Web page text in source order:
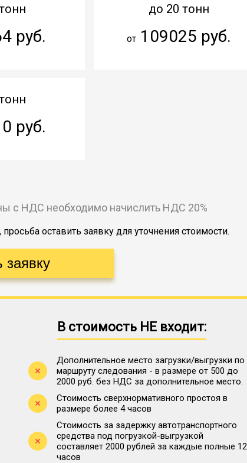
руб.
руб.
до 20 тонн
от109025 руб.
с НДС необходимо начислить НДС 20%
оставить заявку для уточнения стоимости.
В стоимость НЕ входит:
Дополнительное место загрузки/выгрузки по
маршруту следования - в размере от 500 до
2000 руб. без НДС за дополнительное место.
Стоимость сверхнормативного простоя в
размере более 4 часов
Стоимость за задержку автотранспортного
средства под погрузкой-выгрузкой
составляет 2000 рублей за каждые полные 12
часов